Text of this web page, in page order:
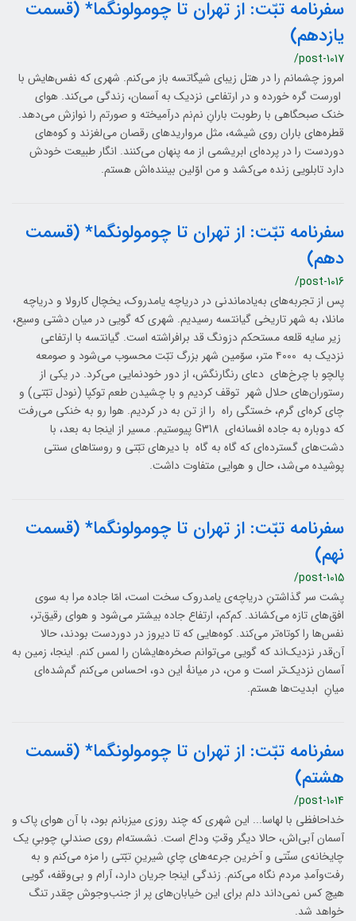
سفرنامه تبّت: از تهران تا چومولونگما* (قسمت
یازدهم)
/post-1017
امروز چشمانم را در هتل زیبای شیگاتسه باز می‌کنم. شهری که نفس‌هایش با
اورست گره خورده و در ارتفاعی نزدیک به آسمان، زندگی می‌کند. هوای
خنک صبحگاهی با رطوبت بارانِ نم‌نم درآمیخته و صورتم را نوازش می‌دهد.
قطره‌های باران روی شیشه، مثل مرواریدهای رقصان می‌لغزند و کوه‌های
دوردست را در پرده‌ای ابریشمی از مه پنهان می‌کنند. انگار طبیعت خودش
دارد تابلویی زنده می‌کشد و من اوّلین بیننده‌اش هستم.
سفرنامه تبّت: از تهران تا چومولونگما* (قسمت
دهم)
/post-1016
پس از تجربه‌های به‌یادماندنی در دریاچه یامدروک، یخچال کارولا و دریاچه
مانلا، به شهر تاریخی گیانتسه رسیدیم. شهری که گویی در میان دشتی وسیع،
زیر سایه قلعه مستحکم دزونگ قد برافراشته است. گیانتسه با ارتفاعی
نزدیک به ۴۰۰۰ متر، سوّمین شهر بزرگ تبّت محسوب می‌شود و صومعه
پالچو با چرخ‌های دعای رنگارنگش، از دور خودنمایی می‌کرد. در یکی از
رستوران‌های حلال شهر توقف کردیم و با چشیدن طعم توکپا (نودل تبّتی) و
چای کره‌ای گرم، خستگی راه را از تن به در کردیم. هوا رو به خنکی می‌رفت
که دوباره به جاده افسانه‌ای G318 پیوستیم. مسیر از اینجا به بعد، با
دشت‌های گسترده‌ای که گاه به گاه با دیرهای تبّتی و روستاهای سنتی
پوشیده می‌شد، حال و هوایی متفاوت داشت.
سفرنامه تبّت: از تهران تا چومولونگما* (قسمت
نهم)
/post-1015
پشت سر گذاشتنِ دریاچه‌ی یامدروک سخت است، امّا جاده مرا به سوی
افق‌های تازه می‌کشاند. کم‌کم، ارتفاع جاده بیشتر می‌شود و هوای رقیق‌تر،
نفس‌ها را کوتاه‌تر می‌کند. کوه‌هایی که تا دیروز در دوردست بودند، حالا
آن‌قدر نزدیک‌اند که گویی می‌توانم صخره‌هایشان را لمس کنم. اینجا، زمین به
آسمان نزدیک‌تر است و من، در میانهٔ این دو، احساس می‌کنم گم‌شده‌ای
میانِ ابدیت‌ها هستم.
سفرنامه تبّت: از تهران تا چومولونگما* (قسمت
هشتم)
/post-1014
خداحافظی با لهاسا... این شهری که چند روزی میزبانم بود، با آن هوای پاک و
آسمان آبی‌اش، حالا دیگر وقتِ وداع است. نشسته‌ام روی صندلیِ چوبیِ یک
چایخانه‌ی سنّتی و آخرین جرعه‌های چایِ شیرینِ تبّتی را مزه می‌کنم و به
رفت‌وآمدِ مردم نگاه می‌کنم. زندگی اینجا جریان دارد، آرام و بی‌وقفه، گویی
هیچ‌ کس نمی‌داند دلم برای این خیابان‌های پر از جنب‌وجوش چقدر تنگ
خواهد شد.